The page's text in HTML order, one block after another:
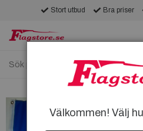
Stort utbud Bra priser
Välkommen! Välj